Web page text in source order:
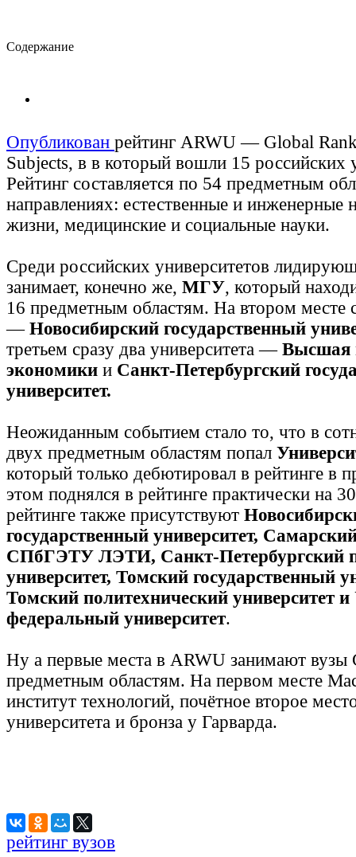
Cодержание
Опубликован рейтинг ARWU — Global
Subjects, в в который вошли 15 российских
Рейтинг составляется по 54 предметным
направлениях: естественные и инженерные
жизни, медицинские и социальные науки.
Среди российских университетов
занимает, конечно же, МГУ, который
16 предметным областям. На втором месте
— Новосибирский государственный
третьем сразу два университета — Высшая
экономики и Санкт-Петербургский
университет.
Неожиданным событием стало то, что в
двух предметным областям попал
который только дебютировал в рейтинге в
этом поднялся в рейтинге практически на
рейтинге также присутствуют
государственный университет,
СПбГЭТУ ЛЭТИ, Санкт-Петербургский
университет, Томский государственный
Томский политехнический университет
федеральный университет.
Ну а первые места в ARWU занимают
предметным областям. На первом месте
институт технологий, почётное второе
университета и бронза у Гарварда.
рейтинг вузов